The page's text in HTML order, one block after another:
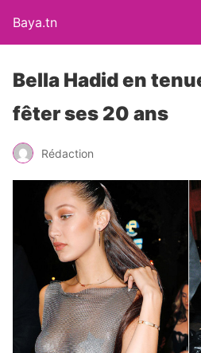
Baya.tn
Bella Hadid en
fêter ses 20 ans
Rédaction